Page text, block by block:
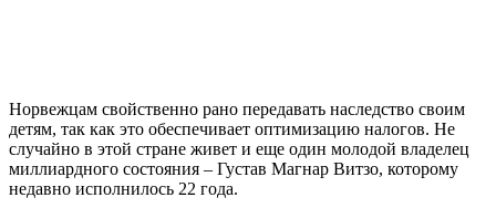
Норвежцам свойственно рано передавать наследство своим
детям, так как это обеспечивает оптимизацию налогов. Не
случайно в этой стране живет и еще один молодой владелец
миллиардного состояния – Густав Магнар Витзо, которому
недавно исполнилось 22 года.